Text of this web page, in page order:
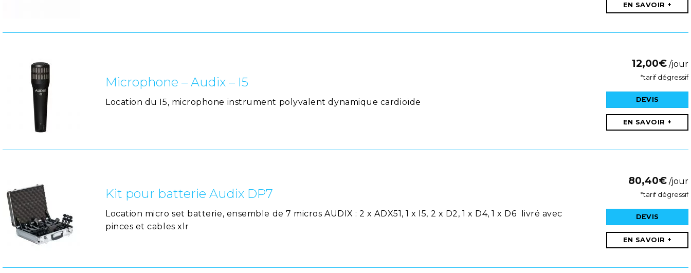
EN SAVOIR +
Microphone – Audix – I5
Location du I5, microphone instrument polyvalent dynamique cardioïde
12,00€ /jour
*tarif dégressif
DEVIS
EN SAVOIR +
Kit pour batterie Audix DP7
Location micro set batterie, ensemble de 7 micros AUDIX : 2 x ADX51, 1 x I5, 2 x D2, 1 x D4, 1 x D6 livré avec
pinces et cables xlr
80,40€ /jour
*tarif dégressif
DEVIS
EN SAVOIR +